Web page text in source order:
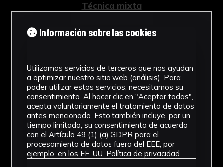
Técnica mixta
Descargar Ficha
IMÁGENES
Información sobre las cookies
Utilizamos servicios de terceros que nos ayudan
a optimizar nuestro sitio web (análisis). Para
poder utilizar estos servicios, necesitamos su
consentimiento. Al hacer clic en "Aceptar todas",
acepta voluntariamente el tratamiento de datos
antes mencionado. Esto también incluye, por un
tiempo limitado, su consentimiento de acuerdo
con el Artículo 49 (1) (a) GDPR para el
procesamiento de datos fuera del EEE, por
ejemplo, en los EE. UU. Política de privacidad